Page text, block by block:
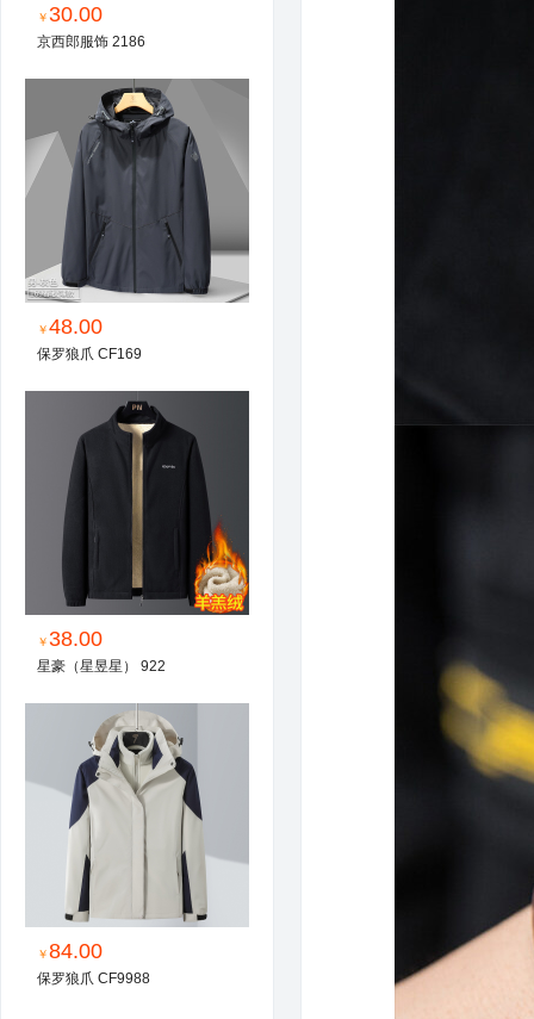
￥30.00
京西郎服饰 2186
￥48.00
保罗狼爪 CF169
￥38.00
星豪（星昱星） 922
￥84.00
保罗狼爪 CF9988